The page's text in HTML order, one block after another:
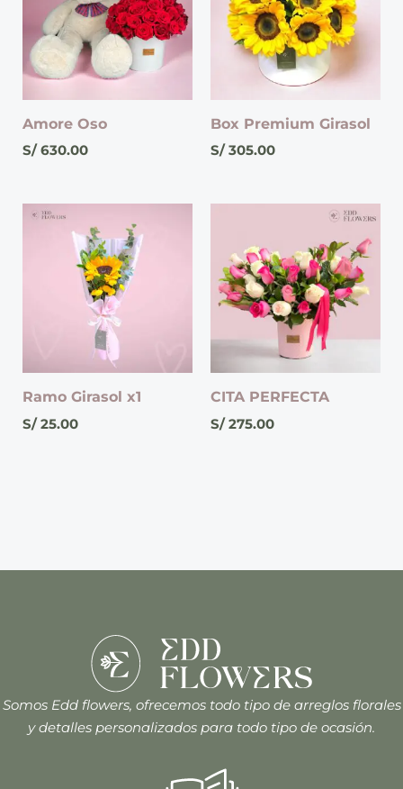
Amore Oso
S/630.00
Box Premium Girasol
S/305.00
Ramo Girasol x1
S/25.00
CITA PERFECTA
S/275.00
Somos Edd flowers, ofrecemos todo tipo de arreglos florales
y detalles personalizados para todo tipo de ocasión.